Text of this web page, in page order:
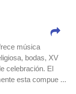
música
bodas, XV
celebración. El
esta compue ...